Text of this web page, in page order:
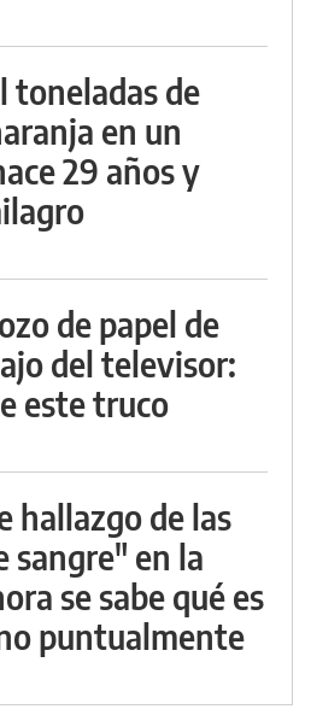
toneladas de
en un
29 años y
de papel de
del televisor:
este truco
hallazgo de las
sangre" en la
se sabe qué es
puntualmente